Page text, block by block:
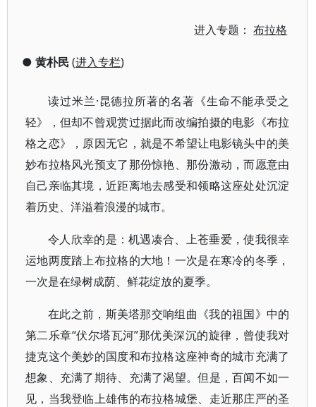
进入专题：布拉格
● 黄朴民(进入专栏)
读过米兰·昆德拉所著的名著《生命不能承受之
轻》，但却不曾观赏过据此而改编拍摄的电影《布拉
格之恋》，原因无它，就是不希望让电影镜头中的美
妙布拉格风光预支了那份惊艳、那份激动，而愿意由
自己亲临其境，近距离地去感受和领略这座处处沉淀
着历史、洋溢着浪漫的城市。
令人欣幸的是：机遇凑合、上苍垂爱，使我很幸
运地两度踏上布拉格的大地！一次是在寒冷的冬季，
一次是在绿树成荫、鲜花绽放的夏季。
在此之前，斯美塔那交响组曲《我的祖国》中的
第二乐章“伏尔塔瓦河”那优美深沉的旋律，曾使我对
捷克这个美妙的国度和布拉格这座神奇的城市充满了
想象、充满了期待、充满了渴望。但是，百闻不如一
见，当我登临上雄伟的布拉格城堡、走近那庄严的圣